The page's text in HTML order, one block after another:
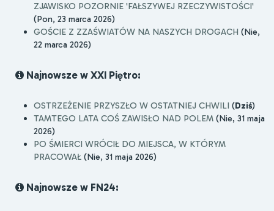
ZJAWISKO POZORNIE 'FAŁSZYWEJ RZECZYWISTOŚCI'
(Pon, 23 marca 2026)
GOŚCIE Z ZZAŚWIATÓW NA NASZYCH DROGACH (Nie,
22 marca 2026)
Najnowsze w XXI Piętro:
OSTRZEŻENIE PRZYSZŁO W OSTATNIEJ CHWILI (Dziś)
TAMTEGO LATA COŚ ZAWISŁO NAD POLEM (Nie, 31 maja
2026)
PO ŚMIERCI WRÓCIŁ DO MIEJSCA, W KTÓRYM
PRACOWAŁ (Nie, 31 maja 2026)
Najnowsze w FN24: